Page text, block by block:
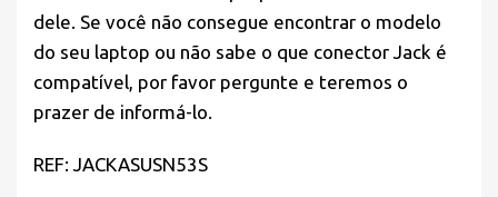
dele. Se você não consegue encontrar o modelo
do seu laptop ou não sabe o que conector Jack é
compatível, por favor pergunte e teremos o
prazer de informá-lo.
REF: JACKASUSN53S